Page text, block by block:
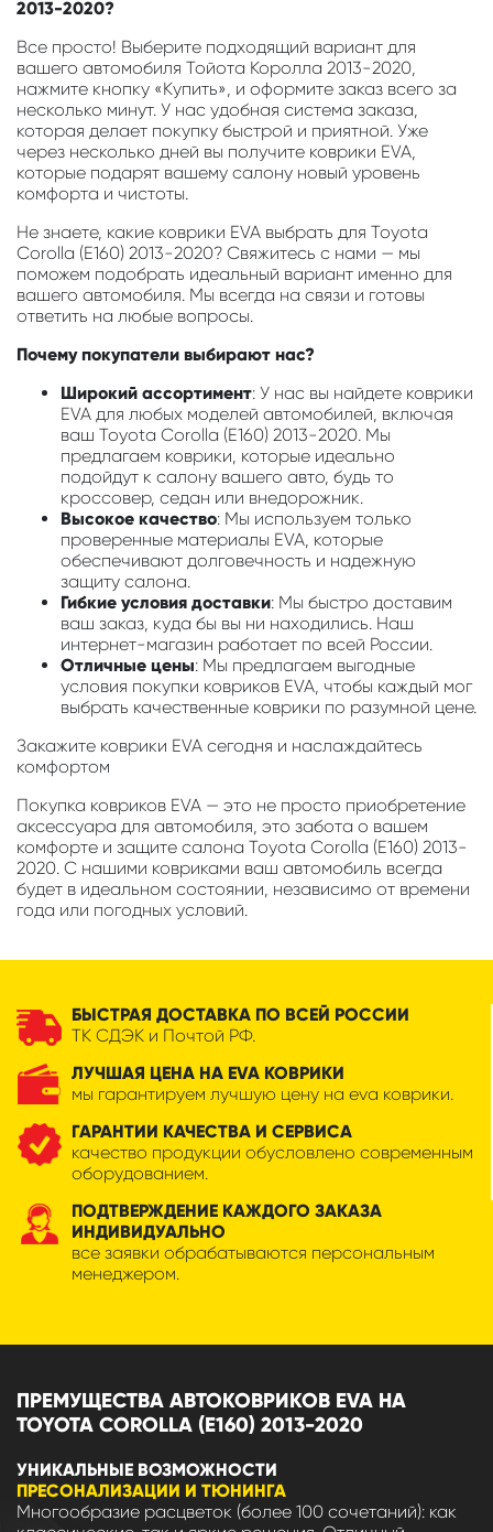
2013-2020?
Все просто! Выберите подходящий вариант для
вашего автомобиля Тойота Королла 2013-2020,
нажмите кнопку «Купить», и оформите заказ всего за
несколько минут. У нас удобная система заказа,
которая делает покупку быстрой и приятной. Уже
через несколько дней вы получите коврики EVA,
которые подарят вашему салону новый уровень
комфорта и чистоты.
Не знаете, какие коврики EVA выбрать для Toyota
Corolla (E160) 2013-2020? Свяжитесь с нами — мы
поможем подобрать идеальный вариант именно для
вашего автомобиля. Мы всегда на связи и готовы
ответить на любые вопросы.
Почему покупатели выбирают нас?
Широкий ассортимент: У нас вы найдете коврики
EVA для любых моделей автомобилей, включая
ваш Toyota Corolla (E160) 2013-2020. Мы
предлагаем коврики, которые идеально
подойдут к салону вашего авто, будь то
кроссовер, седан или внедорожник.
Высокое качество: Мы используем только
проверенные материалы EVA, которые
обеспечивают долговечность и надежную
защиту салона.
Гибкие условия доставки: Мы быстро доставим
ваш заказ, куда бы вы ни находились. Наш
интернет-магазин работает по всей России.
Отличные цены: Мы предлагаем выгодные
условия покупки ковриков EVA, чтобы каждый мог
выбрать качественные коврики по разумной цене.
Закажите коврики EVA сегодня и наслаждайтесь
комфортом
Покупка ковриков EVA — это не просто приобретение
аксессуара для автомобиля, это забота о вашем
комфорте и защите салона Toyota Corolla (E160) 2013-
2020. С нашими ковриками ваш автомобиль всегда
будет в идеальном состоянии, независимо от времени
года или погодных условий.
БЫСТРАЯ ДОСТАВКА ПО ВСЕЙ РОССИИ
ТК СДЭК и Почтой РФ.
ЛУЧШАЯ ЦЕНА НА EVA КОВРИКИ
мы гарантируем лучшую цену на eva коврики.
ГАРАНТИИ КАЧЕСТВА И СЕРВИСА
качество продукции обусловлено современным
оборудованием.
ПОДТВЕРЖДЕНИЕ КАЖДОГО ЗАКАЗА
ИНДИВИДУАЛЬНО
все заявки обрабатываются персональным
менеджером.
ПРЕМУЩЕСТВА АВТОКОВРИКОВ EVA НА
TOYOTA COROLLA (E160) 2013-2020
УНИКАЛЬНЫЕ ВОЗМОЖНОСТИ
ПРЕСОНАЛИЗАЦИИ И ТЮНИНГА
Многообразие расцветок (более 100 сочетаний): как